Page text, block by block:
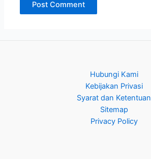
Hubungi Kami
Kebijakan Privasi
Syarat dan Ketentuan
Sitemap
Privacy Policy